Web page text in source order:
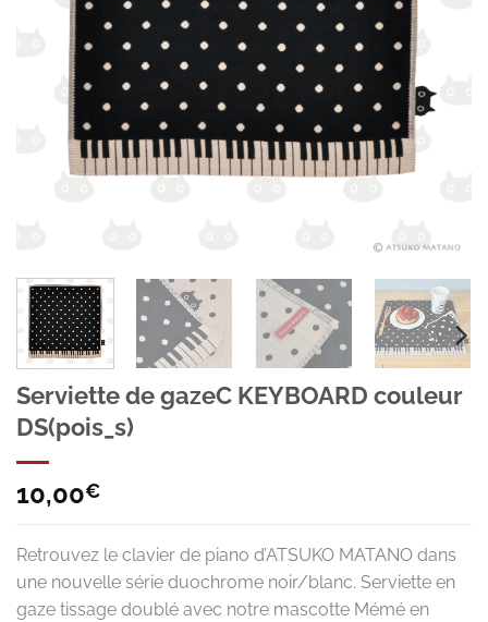
Serviette de gazeC KEYBOARD couleur
DS(pois_s)
10,00€
Retrouvez le clavier de piano d’ATSUKO MATANO dans
une nouvelle série duochrome noir/blanc. Serviette en
gaze tissage doublé avec notre mascotte Mémé en